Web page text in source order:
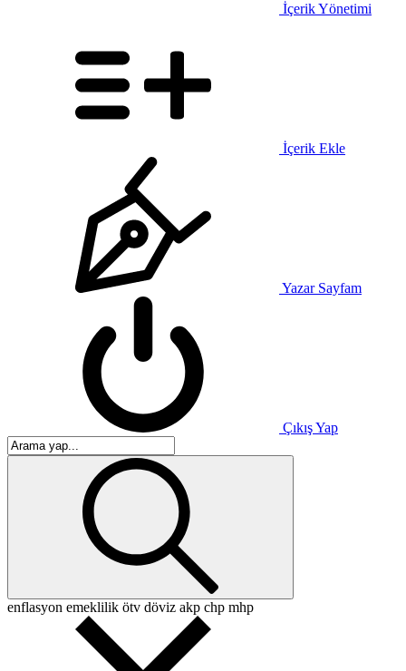
İçerik Yönetimi
İçerik Ekle
Yazar Sayfam
Çıkış Yap
enflasyon emeklilik ötv döviz akp chp mhp